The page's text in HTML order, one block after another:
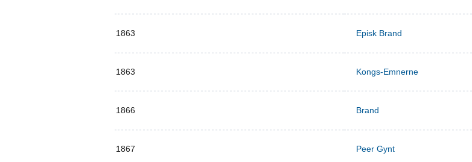
1863 Episk Brand
1863 Kongs-Emnerne
1866 Brand
1867 Peer Gynt